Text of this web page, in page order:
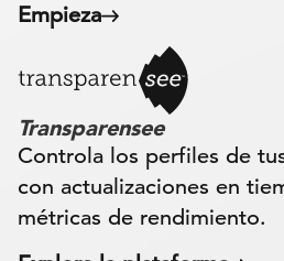
Empieza
Transparensee
Controla los perfiles de
con actualizaciones en
métricas de rendimiento.